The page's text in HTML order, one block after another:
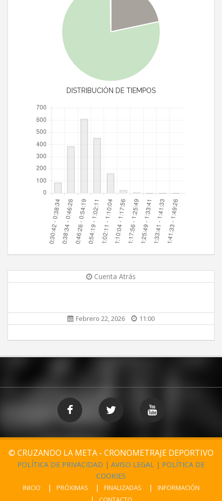
DISTRIBUCIÓN DE TIEMPOS
Cuenta Atrás
Febrero 22, 2026 11:00
© CRUZANDO LA META - CRONOMETRAJE DEPORTIVO
POLÍTICA DE PRIVACIDAD | AVISO LEGAL | POLÍTICA DE
COOKIES
INICIO PRÓXIMAS FINALIZADAS
INFORMACIÓN